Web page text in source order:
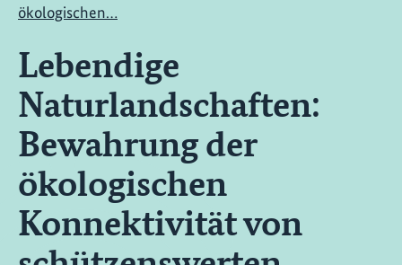
ökologischen…
Lebendige
Naturlandschaften:
Bewahrung der
ökologischen
Konnektivität von